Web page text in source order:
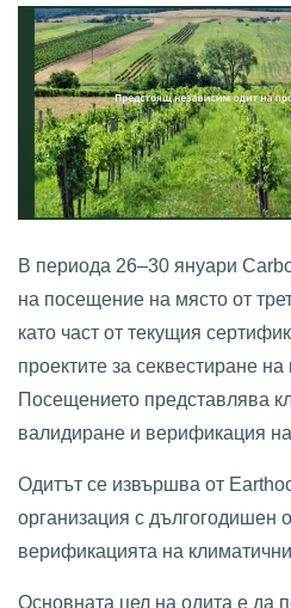
В периода 26–30 януари
на посещение на място от
като част от текущия
проектите за секвестиране
Посещението представлява
валидиране и верификация на
Одитът се извършва от
организация с дългогодишен
верификацията на
Основната цел на одита е да